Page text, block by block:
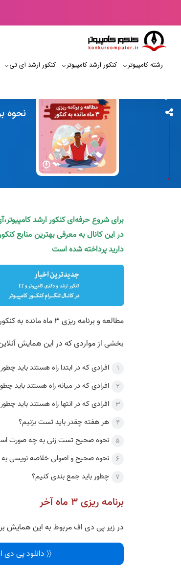
رشته کامپیوتر کنکور ارشد کامپیوتر کنکور ارشد آی‌ تی
نحوه برنامه ریزی
برای شروع حرفه‌ای کنکور ارشد
در این کانال به معرفی بهترین منابع
دارید پرداخته شده است
مطالعه و برنامه ریزی 3 ماه مانده به کنکور ارشد کامپیوتر
بخشی از مواردی که در این همایش
افرادی که در ابتدا راه هستند باید
افرادی که در میانه راه هستند باید
افرادی که در انتها راه هستند باید
هر هفته چقدر باید تست بزنیم؟
نحوه صحیح تست زنی به چه صورت
نحوه صحیح و اصولی خلاصه نویسی
چطور باید جمع بندی کنیم؟
برنامه ریزی 3 ماه آخر
در زیر پی دی اف مربوط به این همایش
〈〈 دانلود پی دی اف همایش نحوه